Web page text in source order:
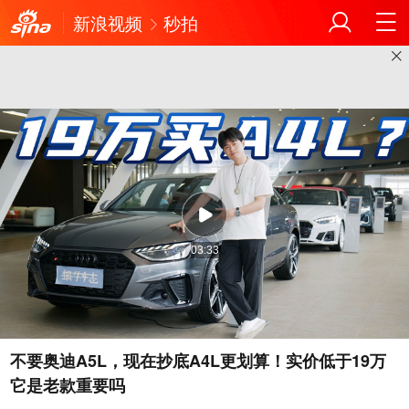
新浪视频 秒拍
03:33
不要奥迪A5L，现在抄底A4L更划算！实价低于19万
它是老款重要吗